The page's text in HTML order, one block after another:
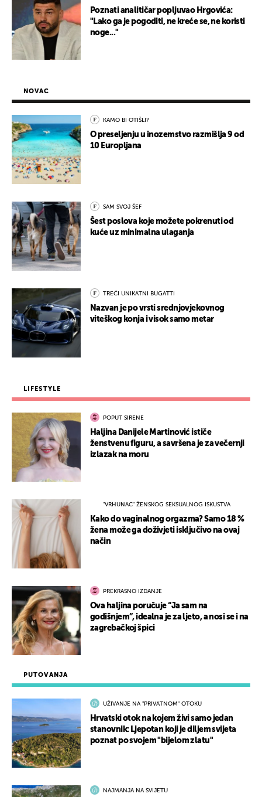
Poznati analitičar popljuvao Hrgovića:
"Lako ga je pogoditi, ne kreće se, ne koristi
noge..."
PUTOVANJA
UŽIVANJE NA "PRIVATNOM" OTOKU
Hrvatski otok na kojem živi samo jedan
stanovnik: Ljepotan koji je diljem svijeta
poznat po svojem "bijelom zlatu"
NAJMANJA NA SVIJETU
NOVAC
KAMO BI OTIŠLI?
O preseljenju u inozemstvo razmišlja 9 od
10 Europljana
SAM SVOJ ŠEF
Šest poslova koje možete pokrenuti od
kuće uz minimalna ulaganja
TREĆI UNIKATNI BUGATTI
Nazvan je po vrsti srednjovjekovnog
viteškog konja i visok samo metar
LIFESTYLE
POPUT SIRENE
Haljina Danijele Martinović ističe
ženstvenu figuru, a savršena je za večernji
izlazak na moru
"VRHUNAC" ŽENSKOG SEKSUALNOG ISKUSTVA
Kako do vaginalnog orgazma? Samo 18 %
žena može ga doživjeti isključivo na ovaj
način
PREKRASNO IZDANJE
Ova haljina poručuje “Ja sam na
godišnjem”, idealna je za ljeto, a nosi se i na
zagrebačkoj špici